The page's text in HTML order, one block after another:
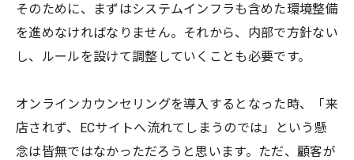
そのために、まずはシステムインフラも含めた環境整備
を進めなければなりません。それから、内部で方針ない
し、ルールを設けて調整していくことも必要です。
オンラインカウンセリングを導入するとなった時、「来
店されず、ECサイトへ流れてしまうのでは」という懸
念は皆無ではなかっただろうと思います。ただ、顧客が